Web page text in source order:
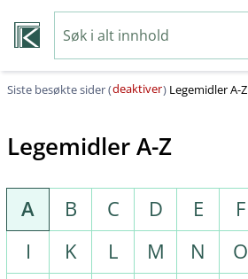
Siste besøkte sider (deaktiver) Legemidler A-Z
Legemidler A-Z
A B C D E F
I
K L M N O